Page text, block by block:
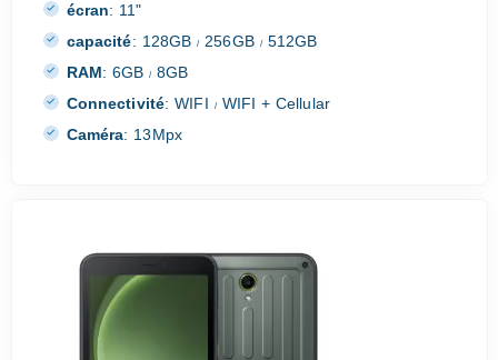
écran: 11"
capacité: 128GB/ 256GB /512GB
RAM: 6GB/ 8GB
Connectivité: WIFI /WIFI + Cellular
Caméra: 13Mpx